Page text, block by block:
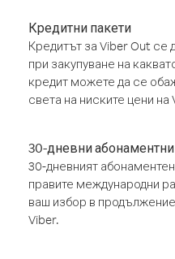
Кредитни пакети
Кредитът за Viber Out се
при закупуване на
кредит можете да се
света на ниските цени на
30-дневни
30-дневният
правите международни
ваш избор в
Viber.